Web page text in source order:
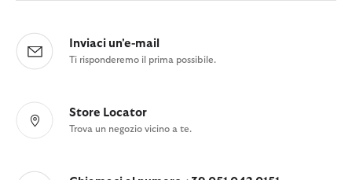
Inviaci un'e-mail
Ti risponderemo il prima possibile.
Store Locator
Trova un negozio vicino a te.